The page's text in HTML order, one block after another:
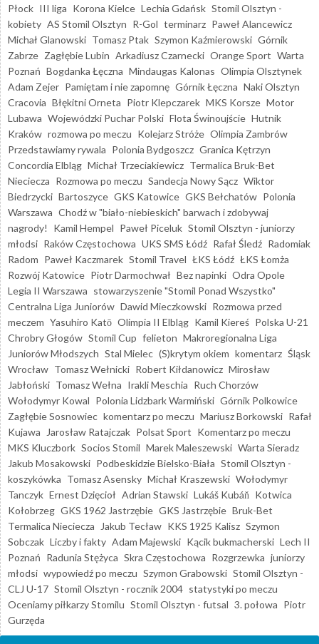
Płock III liga Korona Kielce Lechia Gdańsk Stomil Olsztyn -
kobiety AS Stomil Olsztyn R-Gol terminarz Paweł Alancewicz
Michał Glanowski Tomasz Ptak Szymon Kaźmierowski Górnik
Zabrze Zagłębie Lubin Arkadiusz Czarnecki Orange Sport Warta
Poznań Bogdanka Łęczna Mindaugas Kalonas Olimpia Olsztynek
Adam Zejer Pamiętam i nie zapomnę Górnik Łęczna Naki Olsztyn
Cracovia Błękitni Orneta Piotr Klepczarek MKS Korsze Motor
Lubawa Wojewódzki Puchar Polski Flota Świnoujście Hutnik
Kraków rozmowa po meczu Kolejarz Stróże Olimpia Zambrów
Przedstawiamy rywala Polonia Bydgoszcz Granica Kętrzyn
Concordia Elbląg Michał Trzeciakiewicz Termalica Bruk-Bet
Nieciecza Rozmowa po meczu Sandecja Nowy Sącz Wiktor
Biedrzycki Bartoszyce GKS Katowice GKS Bełchatów Polonia
Warszawa Chodź w "biało-niebieskich" barwach i zdobywaj
nagrody!
Kamil Hempel Paweł Piceluk Stomil Olsztyn - juniorzy
młodsi Raków Częstochowa UKS SMS Łódź Rafał Śledź Radomiak
Radom Paweł Kaczmarek Stomil Travel ŁKS Łódź ŁKS Łomża
Rozwój Katowice Piotr Darmochwał Bez napinki Odra Opole
Legia II Warszawa stowarzyszenie "Stomil Ponad Wszystko"
Centralna Liga Juniorów Dawid Mieczkowski Rozmowa przed
meczem Yasuhiro Katō Olimpia II Elbląg Kamil Kiereś Polska U-21
Chrobry Głogów Stomil Cup felieton Makroregionalna Liga
Juniorów Młodszych Stal Mielec (S)krytym okiem komentarz Śląsk
Wrocław Tomasz Wełnicki Robert Kiłdanowicz Mirosław
Jabłoński Tomasz Wełna Irakli Meschia Ruch Chorzów
Wołodymyr Kowal Polonia Lidzbark Warmiński Górnik Polkowice
Zagłębie Sosnowiec komentarz po meczu Mariusz Borkowski Rafał
Kujawa
Jarosław Ratajczak Polsat Sport Komentarz po meczu
MKS Kluczbork Socios Stomil Marek Maleszewski Warta Sieradz
Jakub Mosakowski Podbeskidzie Bielsko-Biała Stomil Olsztyn -
koszykówka Tomasz Asensky Michał Kraszewski Wołodymyr
Tanczyk Ernest Dzięcioł Adrian Stawski Lukáš Kubáň Kotwica
Kołobrzeg GKS 1962 Jastrzębie GKS Jastrzębie Bruk-Bet
Termalica Nieciecza
Jakub Tecław KKS 1925 Kalisz Szymon
Sobczak Liczby i fakty Adam Majewski Kącik bukmacherski Lech II
Poznań Radunia Stężyca Skra Częstochowa Rozgrzewka juniorzy
młodsi wypowiedź po meczu Szymon Grabowski Stomil Olsztyn -
CLJ U-17 Stomil Olsztyn - rocznik 2004 statystyki po meczu
Oceniamy piłkarzy Stomilu Stomil Olsztyn - futsal 3. połowa Piotr
Gurzęda